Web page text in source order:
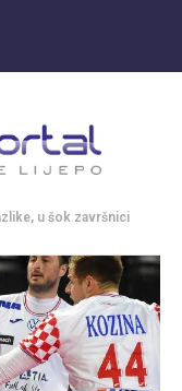
u šok završnici